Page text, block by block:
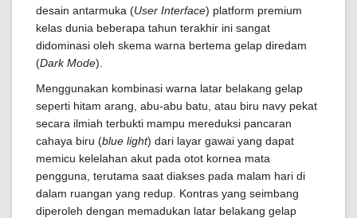
desain antarmuka (User Interface) platform premium
kelas dunia beberapa tahun terakhir ini sangat
didominasi oleh skema warna bertema gelap diredam
(Dark Mode).
Menggunakan kombinasi warna latar belakang gelap
seperti hitam arang, abu-abu batu, atau biru navy pekat
secara ilmiah terbukti mampu mereduksi pancaran
cahaya biru (blue light) dari layar gawai yang dapat
memicu kelelahan akut pada otot kornea mata
pengguna, terutama saat diakses pada malam hari di
dalam ruangan yang redup. Kontras yang seimbang
diperoleh dengan memadukan latar belakang gelap